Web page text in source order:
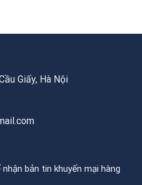
Giấy, Hà Nội
bản tin khuyến mại hàng